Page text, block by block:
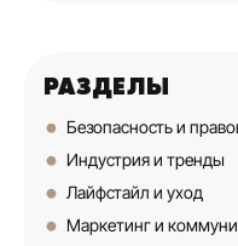
РАЗДЕЛЫ
Безопасность и
Индустрия и тренды
Лайфстайл и уход
Маркетинг и